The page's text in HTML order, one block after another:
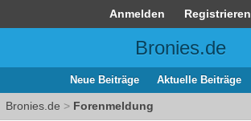
Anmelden Registrieren
Bronies.de
Neue Beiträge Aktuelle Beiträge
Bronies.de > Forenmeldung